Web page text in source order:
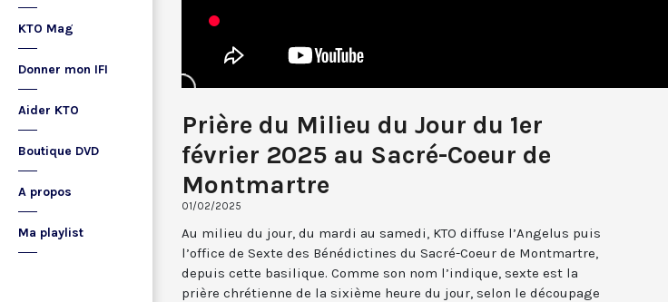
KTO Mag
Donner mon IFI
Aider KTO
Boutique DVD
A propos
Ma playlist
Prière du Milieu du Jour du 1er
février 2025 au Sacré-Coeur de
Montmartre
01/02/2025
Au milieu du jour, du mardi au samedi, KTO diffuse l’Angelus puis
l’office de Sexte des Bénédictines du Sacré-Coeur de Montmartre,
depuis cette basilique. Comme son nom l’indique, sexte est la
prière chrétienne de la sixième heure du jour, selon le découpage